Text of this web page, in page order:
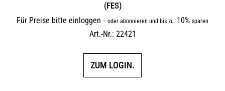
(FES)
Für Preise bitte einloggen – oder abonnieren und bis zu 10% sparen
Art.-Nr.: 22421
ZUM LOGIN.